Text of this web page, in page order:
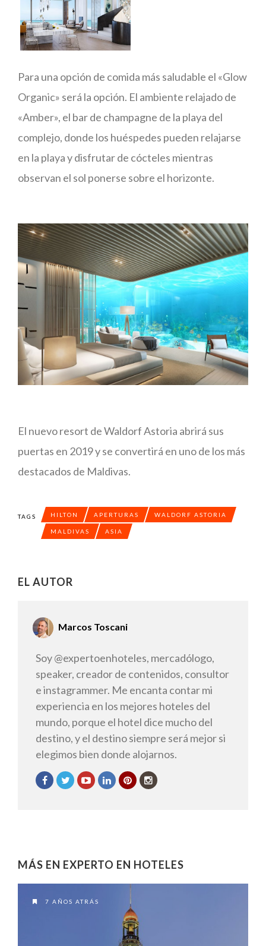
Para una opción de comida más saludable el «Glow
Organic» será la opción. El ambiente relajado de
«Amber», el bar de champagne de la playa del
complejo, donde los huéspedes pueden relajarse
en la playa y disfrutar de cócteles mientras
observan el sol ponerse sobre el horizonte.
El nuevo resort de Waldorf Astoria abrirá sus
puertas en 2019 y se convertirá en uno de los más
destacados de Maldivas.
TAGS HILTON APERTURAS WALDORF ASTORIA
MALDIVAS ASIA
EL AUTOR
Marcos Toscani
Soy @expertoenhoteles, mercadólogo,
speaker, creador de contenidos, consultor
e instagrammer. Me encanta contar mi
experiencia en los mejores hoteles del
mundo, porque el hotel dice mucho del
destino, y el destino siempre será mejor si
elegimos bien donde alojarnos.
MÁS EN EXPERTO EN HOTELES
7 AÑOS ATRÁS